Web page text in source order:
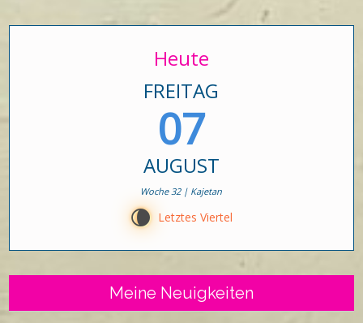
Heute
FREITAG
07
AUGUST
Woche 32 | Kajetan
V Letztes Viertel
Meine Neuigkeiten